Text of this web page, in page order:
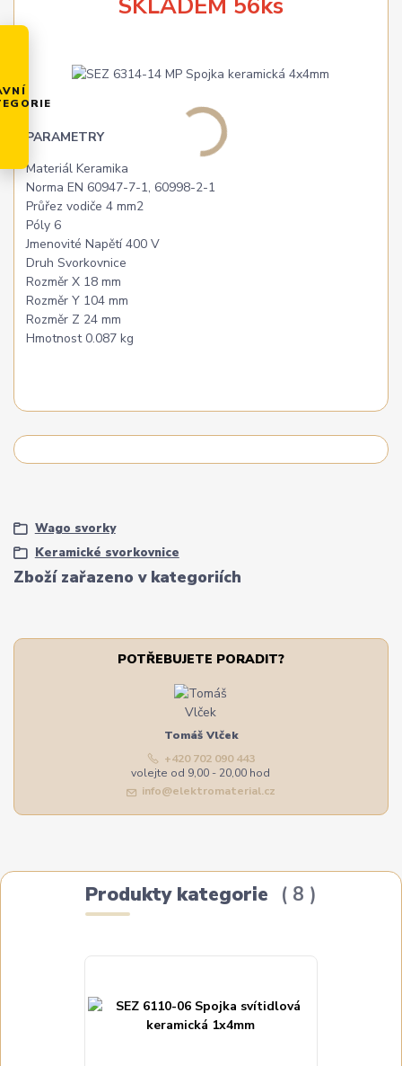
SKLADEM 56ks
PARAMETRY
Materiál Keramika
Norma EN 60947-7-1, 60998-2-1
Průřez vodiče 4 mm2
Póly 6
Jmenovité Napětí 400 V
Druh Svorkovnice
Rozměr X 18 mm
Rozměr Y 104 mm
Rozměr Z 24 mm
Hmotnost 0.087 kg
Zboží zařazeno v kategoriích
Wago svorky
Keramické svorkovnice
POTŘEBUJETE PORADIT?
Tomáš Vlček
+420 702 090 443
volejte od 9,00 - 20,00 hod
info@elektromaterial.cz
Produkty kategorie 8